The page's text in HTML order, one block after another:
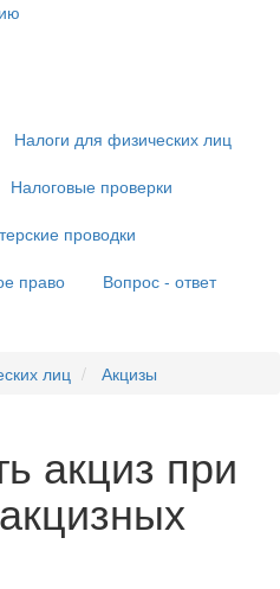
Налоги для физических лиц
Налоговые проверки
проводки
право
Вопрос - ответ
лиц Акцизы
акциз при